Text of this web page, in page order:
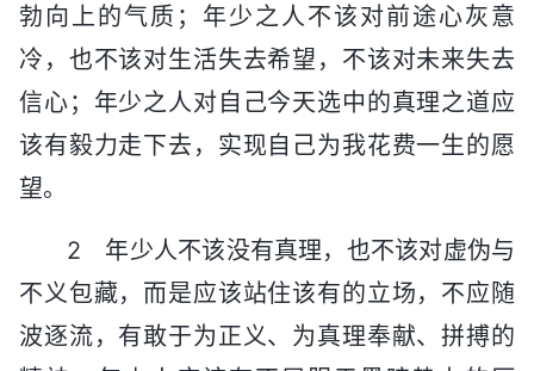
勃向上的气质；年少之人不该对前途心灰意
冷，也不该对生活失去希望，不该对未来失去
信心；年少之人对自己今天选中的真理之道应
该有毅力走下去，实现自己为我花费一生的愿
望。
2 年少人不该没有真理，也不该对虚伪与
不义包藏，而是应该站住该有的立场，不应随
波逐流，有敢于为正义、为真理奉献、拼搏的